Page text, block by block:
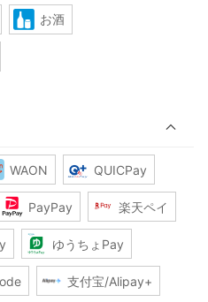
お酒
WAON QUICPay
PayPay 楽天ペイ
ゆうちょPay
支付宝/Alipay+